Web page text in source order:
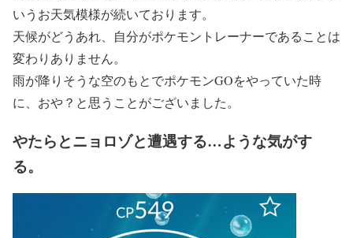
いうお天気模様が続いております。
天候がどうあれ、自分がポケモントレーナーであることは
変わりありません。
雨が降りそうな空のもとでポケモンGOをやっていた時
に、おや？と思うことがございました。
やたらとニョロゾと遭遇する…ような気がす
る。